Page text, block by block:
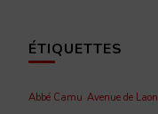
ÉTIQUETTES
Abbé Camu Avenue de Laon